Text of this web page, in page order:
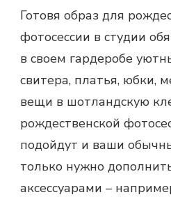
Готовя образ для
фотосессии в студии
в своем гардеробе
свитера, платья, юбки,
вещи в шотландскую
рождественской
подойдут и ваши
только нужно
аксессуарами –